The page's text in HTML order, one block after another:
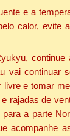
e a
calor,
vai
e tomar
rajadas de
a parte
acompanhe